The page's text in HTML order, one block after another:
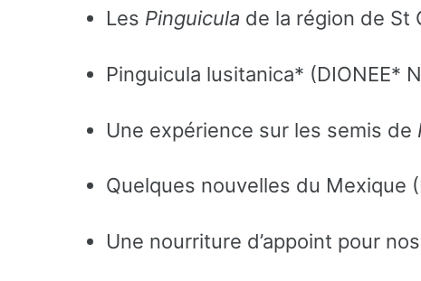
Les Pinguicula de la région de St
Pinguicula lusitanica* (DIONEE*
Une expérience sur les semis de
Quelques nouvelles du Mexique
Une nourriture d’appoint pour